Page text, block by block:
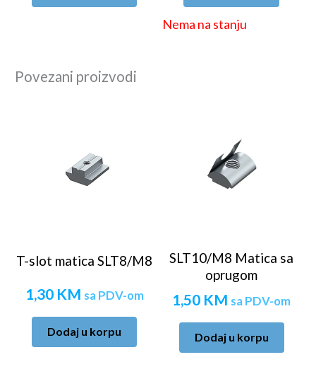
Nema na stanju
Povezani proizvodi
T-slot matica SLT8/M8
1,30 KM sa PDV-om
Dodaj u korpu
SLT10/M8 Matica sa
oprugom
1,50 KM sa PDV-om
Dodaj u korpu